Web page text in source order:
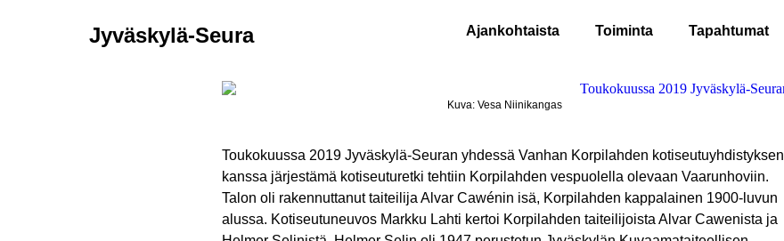
Jyväskylä-Seura Ajankohtaista Toiminta Tapahtumat
Kuva: Vesa Niinikangas
Toukokuussa 2019 Jyväskylä-Seuran yhdessä Vanhan Korpilahden kotiseutuyhdistyksen
kanssa järjestämä kotiseuturetki tehtiin Korpilahden vespuolella olevaan Vaarunhoviin.
Talon oli rakennuttanut taiteilija Alvar Cawénin isä, Korpilahden kappalainen 1900-luvun
alussa. Kotiseutuneuvos Markku Lahti kertoi Korpilahden taiteilijoista Alvar Cawenista ja